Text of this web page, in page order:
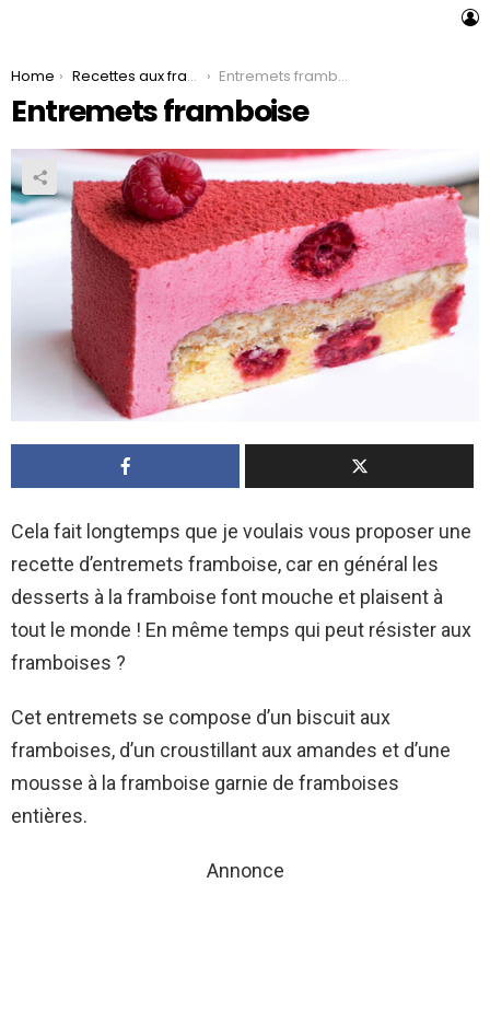
You are here:
Home Recettes aux framboises Entremets framboise
Entremets framboise
Cela fait longtemps que je voulais vous proposer une
recette d’entremets framboise, car en général les
desserts à la framboise font mouche et plaisent à
tout le monde ! En même temps qui peut résister aux
framboises ?
Cet entremets se compose d’un biscuit aux
framboises, d’un croustillant aux amandes et d’une
mousse à la framboise garnie de framboises
entières.
Annonce